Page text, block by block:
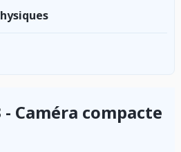
- Caméra compacte